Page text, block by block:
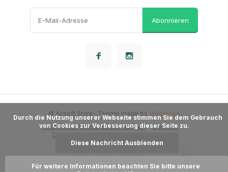
Abonnieren
Allgemeine Verkaufsbedingungen
Dementi
Datenschutzbestimmungen
© Airsoft Store- Theme made by Webdinge
von Cookies zur Verbesserung dieser Seite zu.
Diese Nachricht Ausblenden
Für weitere Informationen beachten Sie bitte unsere